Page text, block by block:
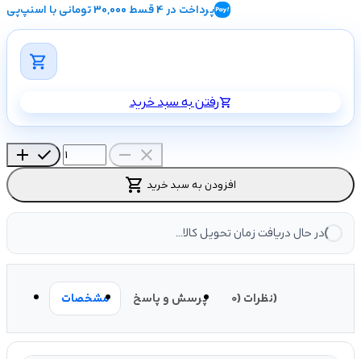
پرداخت در 4 قسط 30,000 تومانی با اسنپ‌پی
shopping_cart
رفتن به سبد خریدshopping_cart
add check remove close
shopping_cart افزودن به سبد خرید
در حال دریافت زمان تحویل کالا...
مشخصات پرسش و پاسخ نظرات (0)